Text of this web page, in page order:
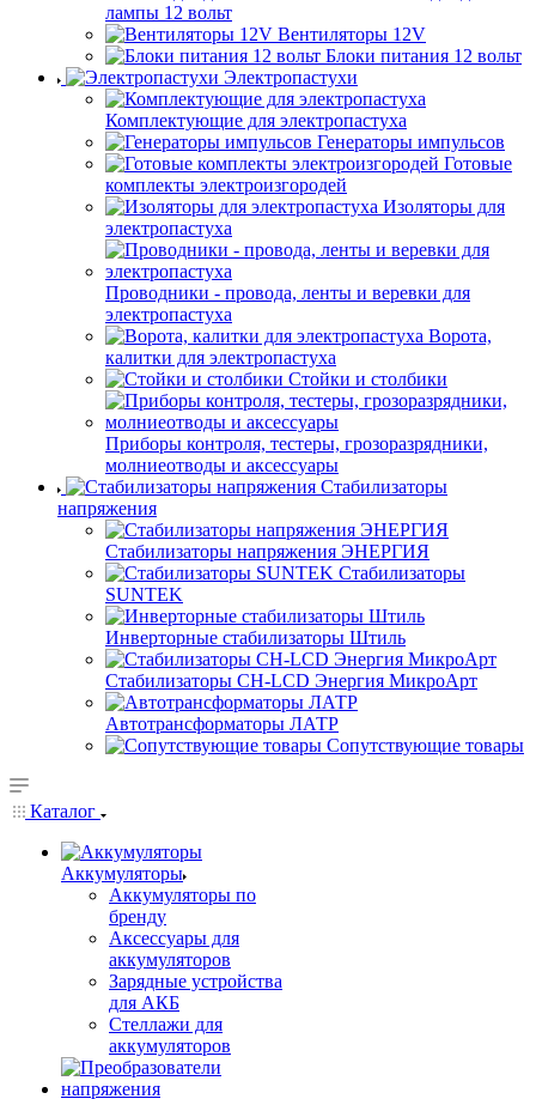
лампы 12 вольт
Вентиляторы 12V
Блоки питания 12 вольт
Электропастухи
Комплектующие для электропастуха
Генераторы импульсов
Готовые
комплекты электроизгородей
Изоляторы для
электропастуха
Проводники - провода, ленты и веревки для
электропастуха
Ворота,
калитки для электропастуха
Стойки и столбики
Приборы контроля, тестеры, грозоразрядники,
молниеотводы и аксессуары
Стабилизаторы
напряжения
Стабилизаторы напряжения ЭНЕРГИЯ
Стабилизаторы
SUNTEK
Инверторные стабилизаторы Штиль
Стабилизаторы СН-LCD Энepгия МикроАрт
Автотрансформаторы ЛАТР
Сопутствующие товары
Каталог
Аккумуляторы
Аккумуляторы по
бренду
Аксессуары для
аккумуляторов
Зарядные устройства
для АКБ
Стеллажи для
аккумуляторов